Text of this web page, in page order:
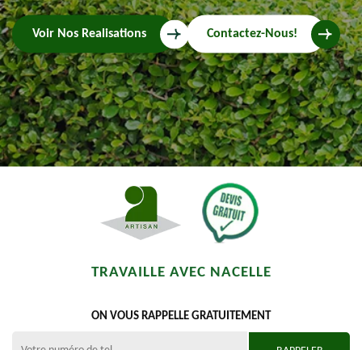
Voir Nos Realisations Contactez-Nous!
TRAVAILLE AVEC NACELLE
ON VOUS RAPPELLE GRATUITEMENT